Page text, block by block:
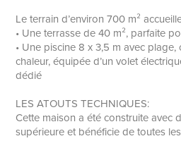
Le terrain d’environ 700 m²
• Une terrasse de 40 m², parfaite
• Une piscine 8 x 3,5 m avec
chaleur, équipée d’un volet
dédié
LES ATOUTS TECHNIQUES:
Cette maison a été construite avec
supérieure et bénéficie de toutes